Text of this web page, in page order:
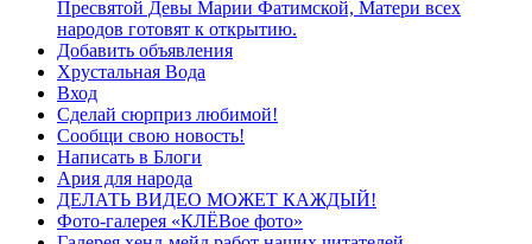
Пресвятой Девы Марии Фатимской, Матери всех
народов готовят к открытию.
Добавить объявления
Хрустальная Вода
Вход
Сделай сюрприз любимой!
Сообщи свою новость!
Написать в Блоги
Ария для народа
ДЕЛАТЬ ВИДЕО МОЖЕТ КАЖДЫЙ!
Фото-галерея «КЛЁВое фото»